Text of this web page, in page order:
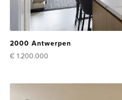
2000 Antwerpen
€ 1.200.000